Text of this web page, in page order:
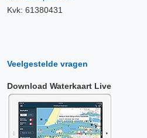
Kvk: 61380431
Veelgestelde vragen
Download Waterkaart Live